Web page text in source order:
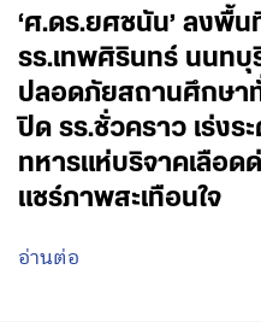
‘ศ.ดร.ยศชนัน’ ลงพื้น
รร.เทพศิรินทร์ นนทบุ
ปลอดภัยสถานศึกษา
ปิด รร.ชั่วคราว เร่งร
ทหารแห่บริจาคเลือ
แชร์ภาพสะเทือนใจ
อ่านต่อ